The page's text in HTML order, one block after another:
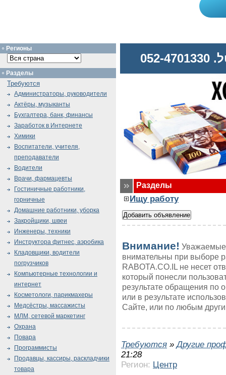
Разделы
Ищу работу
Внимание! Уважаемые
внимательны при выборе
RABOTA.CO.IL не несет
который понесли
результате обращения
или в результате
Сайте, или по любым
Требуются »Другие
21:28
Регион: Центр
Регионы
Разделы
Требуются
Администраторы, руководители
Актёры, музыканты
Бухгалтера, банк, финансы
Заработок в Интернете
Химики
Воспитатели, учителя,
преподаватели
Водители
Врачи, фармацевты
Гостиничные работники,
горничные
Домашние работники, уборка
Закройщики, швеи
Инженеры, техники
Инструктора фитнес, аэробика
Кладовщики, водители
погрузчиков
Компьютерные технологии и
интернет
Косметологи, парикмахеры
Медсёстры, массажисты
МЛМ, сетевой маркетинг
Охрана
Повара
Программисты
Продавцы, кассиры, раскладчики
товара